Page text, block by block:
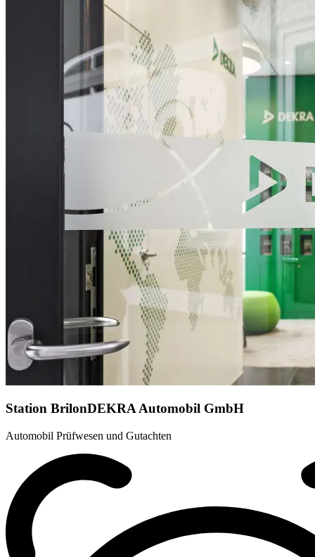
Station BrilonDEKRA Automobil GmbH
Automobil Prüfwesen und Gutachten